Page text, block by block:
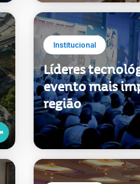
Institucional
Líderes
evento mais
região